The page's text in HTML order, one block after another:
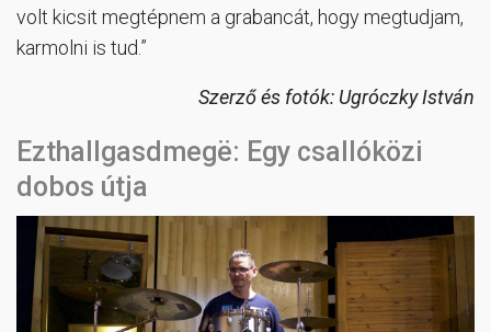
volt kicsit megtépnem a grabancát, hogy megtudjam,
karmolni is tud.”
Szerző és fotók: Ugróczky István
Ezthallgasdmegë: Egy csallóközi
dobos útja